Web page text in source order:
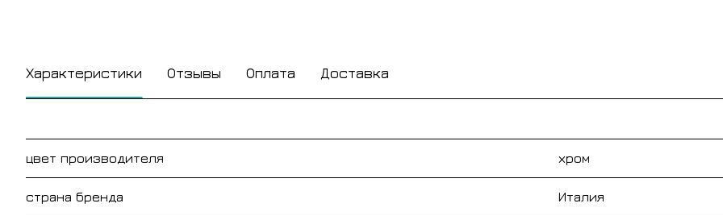
Характеристики Отзывы Оплата Доставка
цвет производителя хром
страна бренда Италия